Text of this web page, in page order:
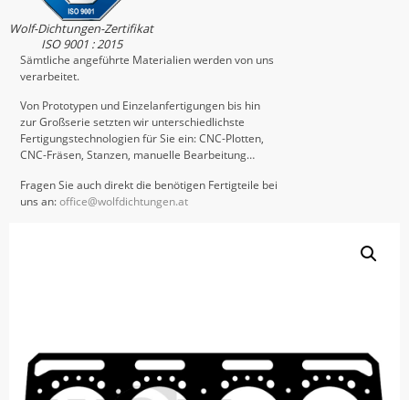
Wolf-Dichtungen-Zertifikat
ISO 9001 : 2015
Sämtliche angeführte Materialien werden von uns
verarbeitet.
Von Prototypen und Einzelanfertigungen bis hin
zur Großserie setzten wir unterschiedlichste
Fertigungstechnologien für Sie ein: CNC-Plotten,
CNC-Fräsen, Stanzen, manuelle Bearbeitung…
Fragen Sie auch direkt die benötigen Fertigteile bei
uns an:office@wolfdichtungen.at